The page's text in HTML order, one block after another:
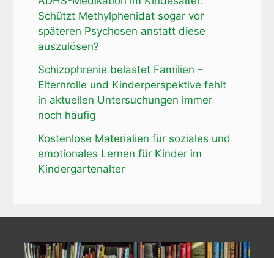
Schützt Methylphenidat sogar vor
späteren Psychosen anstatt diese
auszulösen?
Schizophrenie belastet Familien –
Elternrolle und Kinderperspektive fehlt
in aktuellen Untersuchungen immer
noch häufig
Kostenlose Materialien für soziales und
emotionales Lernen für Kinder im
Kindergartenalter